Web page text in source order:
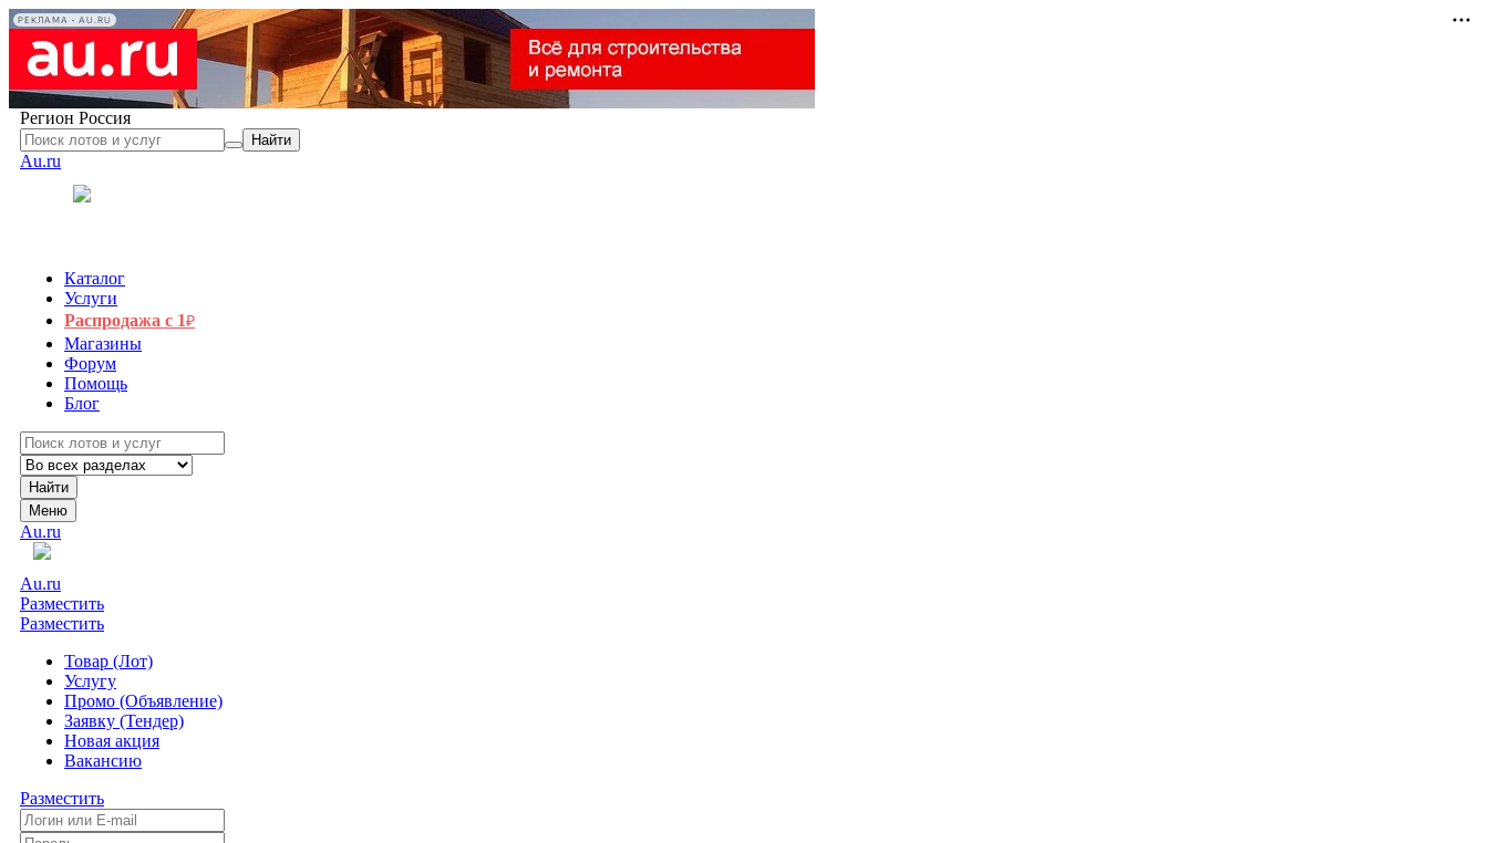
РЕКЛАМА • AU.RU
Регион Россия
Найти
Au.ru
Каталог
Услуги
Распродажа с 1₽
Магазины
Форум
Помощь
Блог
Найти
Меню
Au.ru
Au.ru
Разместить
Разместить
Товар (Лот)
Услугу
Промо (Объявление)
Заявку (Тендер)
Новая акция
Вакансию
Разместить